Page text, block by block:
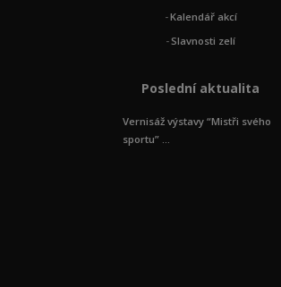
Kalendář akcí
Slavnosti zelí
Poslední aktualita
Vernisáž výstavy “Mistři svého
sportu” ...